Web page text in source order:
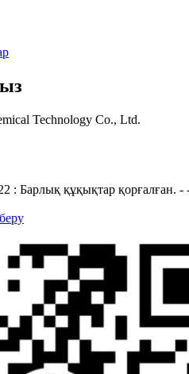
Technology Co., Ltd.
: Барлық құқықтар қорғалған. -